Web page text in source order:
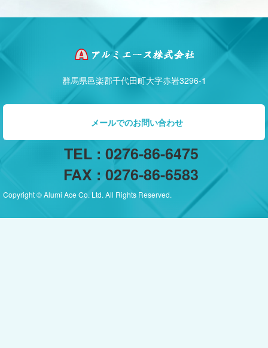
群馬県邑楽郡千代田町大字赤岩3296-1
メールでのお問い合わせ
TEL : 0276-86-6475
FAX : 0276-86-6583
Copyright © Alumi Ace Co. Ltd. All Rights Reserved.